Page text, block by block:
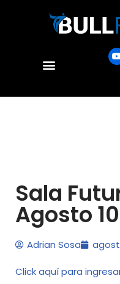
contenido
Sala
Agosto
Adrian Sosa
Click aquí para